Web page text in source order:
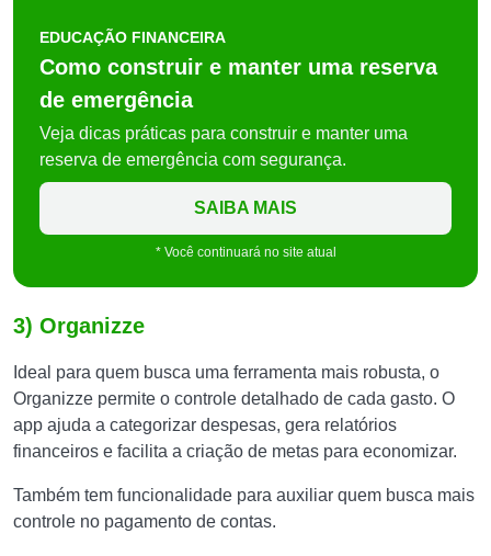
EDUCAÇÃO FINANCEIRA
Como construir e manter uma reserva
de emergência
Veja dicas práticas para construir e manter uma
reserva de emergência com segurança.
SAIBA MAIS
* Você continuará no site atual
3) Organizze
Ideal para quem busca uma ferramenta mais robusta, o
Organizze permite o controle detalhado de cada gasto. O
app ajuda a categorizar despesas, gera relatórios
financeiros e facilita a criação de metas para economizar.
Também tem funcionalidade para auxiliar quem busca mais
controle no pagamento de contas.